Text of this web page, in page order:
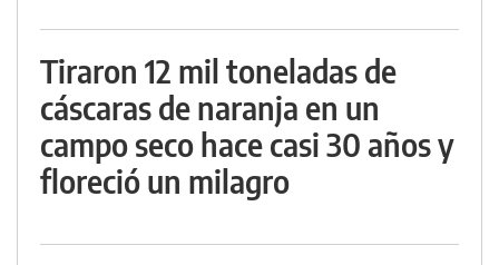
Tiraron 12 mil toneladas de
cáscaras de naranja en un
campo seco hace casi 30 años y
floreció un milagro